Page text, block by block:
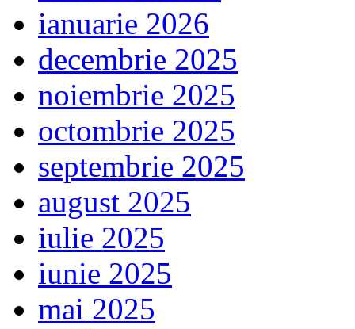
ianuarie 2026
decembrie 2025
noiembrie 2025
octombrie 2025
septembrie 2025
august 2025
iulie 2025
iunie 2025
mai 2025